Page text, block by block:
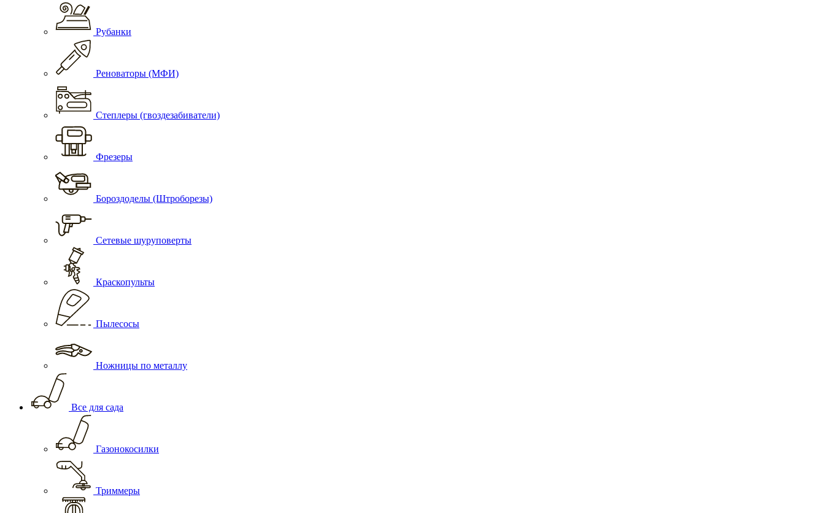
Рубанки
Реноваторы (МФИ)
Степлеры (гвоздезабиватели)
Фрезеры
Бороздоделы (Штроборезы)
Сетевые шуруповерты
Краскопульты
Пылесосы
Ножницы по металлу
Все для сада
Газонокосилки
Триммеры